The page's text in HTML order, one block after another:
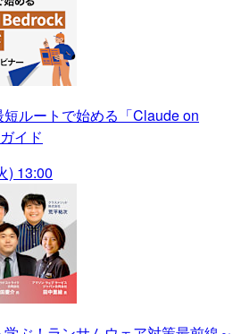
短ルートで始める「Claude on
イド
) 13:00